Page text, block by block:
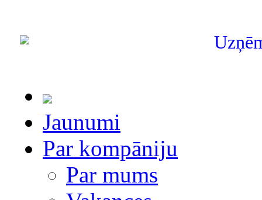
Jaunumi
Par kompāniju
Par mums